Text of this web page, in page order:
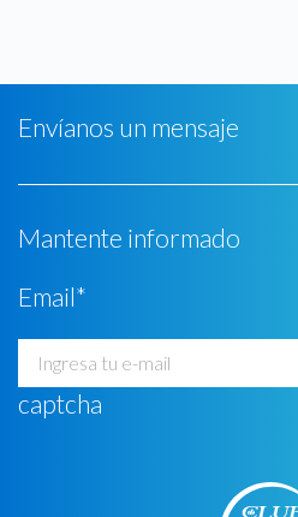
Envíanos un mensaje
Mantente informado
Email*
captcha